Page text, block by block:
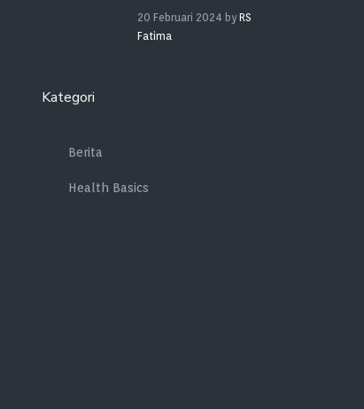
20 Februari 2024 by RS
Fatima
Kategori
Berita
Health Basics